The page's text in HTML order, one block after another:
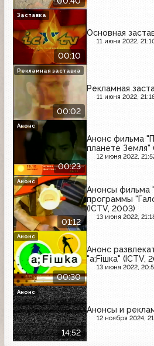
00:10
Основная
11 июня 2022,
Заставка
00:02
Рекламная
11 июня 2022,
Рекламная заставка
00:23
Анонс фильма
планете Земля"
12 июня 2022,
Анонс
01:12
Анонсы фильма
программы
(ICTV, 2003)
13 июня 2022,
Анонс
00:30
Анонс
"a;Fiшка" (ICTV,
13 июня 2022,
Анонс
14:52
Анонсы и
12 ноября 2024,
Анонс